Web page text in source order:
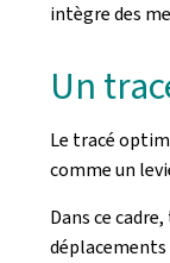
intègre des
Un
Le tracé
comme un
Dans ce